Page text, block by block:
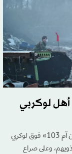
أهل لوكربي
مسلسل «نتفليكس» يعود بالذاكرة إلى تفجير طائرة «بان آم 103» فوق لوكربي
وعلى صراع